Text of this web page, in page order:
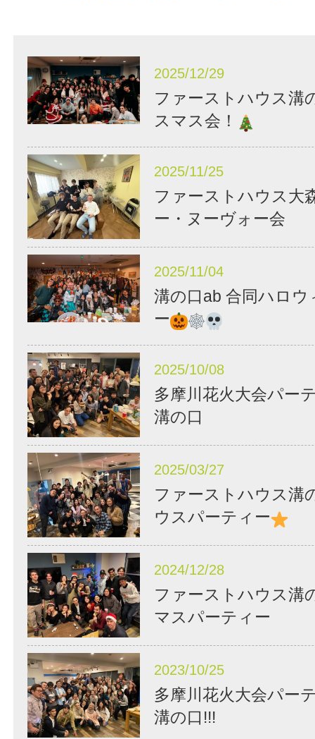
2025/12/29
ファーストハウス
スマス会！
2025/11/25
ファーストハウス
ー・ヌーヴォー会
2025/11/04
溝の口ab 合同ハロ
ー
2025/10/08
多摩川花火大会パー
溝の口
2025/03/27
ファーストハウス
ウスパーティー
2024/12/28
ファーストハウス
マスパーティー
2023/10/25
多摩川花火大会パー
溝の口!!!